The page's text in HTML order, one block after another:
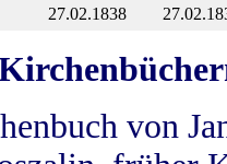
27.02.1838
von